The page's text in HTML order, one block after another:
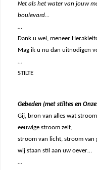
Net als het water van jouw
boulevard…
…
Dank u wel, meneer
Mag ik u nu dan uitnodigen
…
STILTE
Gebeden (met stiltes en
Gij, bron van alles wat
eeuwige stroom zelf,
stroom van licht, stroom van
wij staan stil aan uw oever…
…